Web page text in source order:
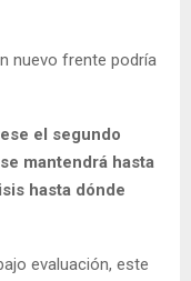
nuevo frente podría
el segundo
mantendrá hasta
hasta dónde
evaluación, este